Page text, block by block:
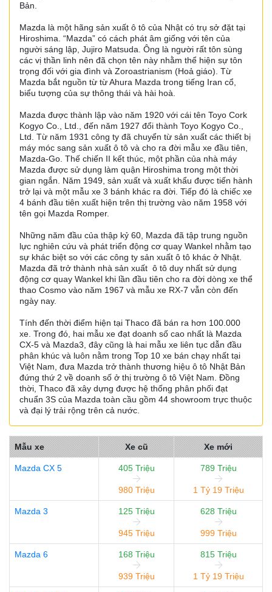
Bản.
Mazda là một hãng sản xuất ô tô của Nhật có trụ sở đặt tại
Hiroshima. “Mazda” có cách phát âm giống với tên của
người sáng lập, Jujiro Matsuda. Ông là người rất tôn sùng
các vị thần linh nên đã chọn tên này nhằm thể hiện sự tôn
trọng đối với gia đình và Zoroastrianism (Hoả giáo). Từ
Mazda bắt nguồn từ từ Ahura Mazda trong tiếng Iran cổ,
biểu tượng của sự thông thái và hài hoà.
Mazda được thành lập vào năm 1920 với cái tên Toyo Cork
Kogyo Co., Ltd., đến năm 1927 đổi thành Toyo Kogyo Co.,
Ltd. Từ năm 1931 công ty đã chuyển từ sản xuất các thiết bị
máy móc sang sản xuất ô tô và cho ra đời mẫu xe đầu tiên,
Mazda-Go. Thế chiến II kết thúc, một phần của nhà máy
Mazda được sử dụng làm quận Hiroshima trong một thời
gian ngắn. Năm 1949, sản xuất và xuất khẩu được tiến hành
trở lại và một mẫu xe 3 bánh khác ra đời. Tiếp đó là chiếc xe
4 bánh đầu tiên xuất hiện trên thị trường vào năm 1958 với
tên gọi Mazda Romper.
Những năm đầu của thập kỷ 60, Mazda đã tập trung nguồn
lực nghiên cứu và phát triển động cơ quay Wankel nhằm tạo
sự khác biệt so với các công ty sản xuất ô tô khác ở Nhật.
Mazda đã trở thành nhà sản xuất ô tô duy nhất sử dụng
động cơ quay Wankel khi lần đầu tiên cho ra đời dòng xe thể
thao Cosmo vào năm 1967 và mẫu xe RX-7 vẫn còn đến
ngày nay.
Tính đến thời điểm hiện tại Thaco đã bán ra hơn 100.000
xe. Trong đó, hai mẫu xe đạt doanh số cao nhất là Mazda
CX-5 và Mazda3, đây cũng là hai mẫu xe liên tục dẫn đầu
phân khúc và luôn nằm trong Top 10 xe bán chạy nhất tại
Việt Nam, đưa Mazda trở thành thương hiệu ô tô Nhật Bản
đứng thứ 2 về doanh số ở thị trường ô tô Việt Nam. Đồng
thời, Thaco đã xây dựng được hệ thống phân phối đạt
chuẩn 3S của Mazda toàn cầu gồm 44 showroom trực thuộc
và đại lý trải rộng trên cả nước.
Mẫu xe Xe cũ Xe mới
Mazda CX 5 405 Triệu
980 Triệu
789 Triệu
1 Tỷ 19 Triệu
Mazda 3 125 Triệu
945 Triệu
628 Triệu
999 Triệu
Mazda 6 168 Triệu
939 Triệu
815 Triệu
1 Tỷ 19 Triệu